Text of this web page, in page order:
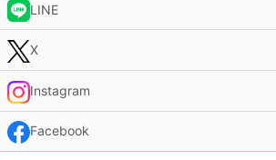
LINE
X
Instagram
Facebook